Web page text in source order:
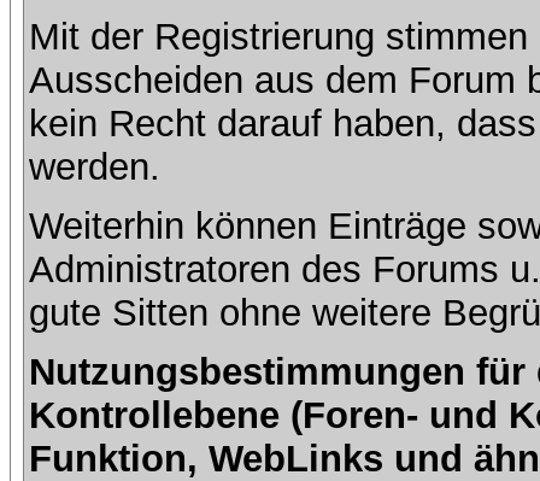
Mit der Registrierung
Ausscheiden aus dem Forum
kein Recht darauf haben,
werden.
Weiterhin können Einträge
Administratoren des Forums
gute Sitten ohne weitere
Nutzungsbestimmungen
Kontrollebene (Foren- und
Funktion, WebLinks und